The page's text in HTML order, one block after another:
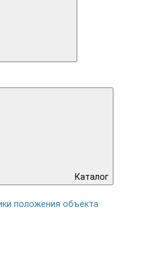
Каталог
положения объекта